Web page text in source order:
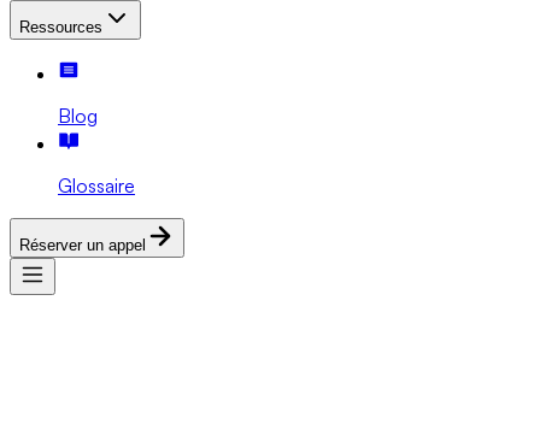
Ressources
Blog
Glossaire
Réserver un appel